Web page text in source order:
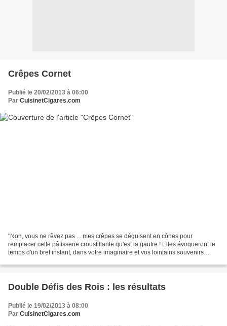
Crêpes Cornet
Publié le 20/02/2013 à 06:00
Par CuisinetCigares.com
"Non, vous ne rêvez pas ... mes crêpes se déguisent en cônes pour
remplacer cette pâtisserie croustillante qu'est la gaufre ! Elles évoqueront le
temps d'un bref instant, dans votre imaginaire et vos lointains souvenirs
Double Défis des Rois : les résultats
Publié le 19/02/2013 à 08:00
Par CuisinetCigares.com